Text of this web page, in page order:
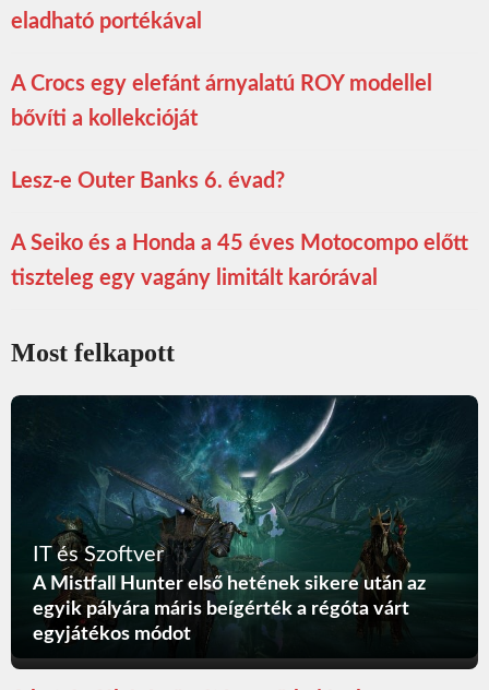
eladható portékával
A Crocs egy elefánt árnyalatú ROY modellel
bővíti a kollekcióját
Lesz-e Outer Banks 6. évad?
A Seiko és a Honda a 45 éves Motocompo előtt
tiszteleg egy vagány limitált karórával
Most felkapott
IT és Szoftver
A Mistfall Hunter első hetének sikere után az
egyik pályára máris beígérték a régóta várt
egyjátékos módot